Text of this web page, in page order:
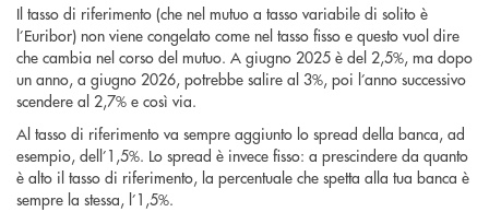
Il tasso di riferimento (che nel mutuo a tasso variabile di solito è
l’Euribor) non viene congelato come nel tasso fisso e questo vuol dire
che cambia nel corso del mutuo. A giugno 2025 è del 2,5%, ma dopo
un anno, a giugno 2026, potrebbe salire al 3%, poi l’anno successivo
scendere al 2,7% e così via.
Al tasso di riferimento va sempre aggiunto lo spread della banca, ad
esempio, dell’1,5%. Lo spread è invece fisso: a prescindere da quanto
è alto il tasso di riferimento, la percentuale che spetta alla tua banca è
sempre la stessa, l’1,5%.